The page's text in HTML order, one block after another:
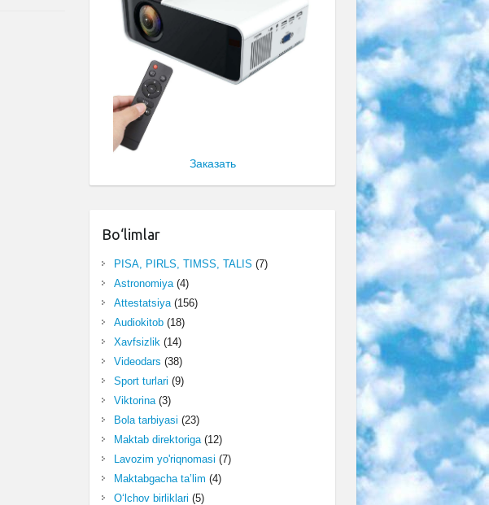
Заказать
Bo‘limlar
PISA, PIRLS, TIMSS, TALIS (7)
Astronomiya(4)
Attestatsiya(156)
Audiokitob(18)
Xavfsizlik(14)
Videodars (38)
Sport turlari (9)
Viktorina(3)
Bola tarbiyasi (23)
Maktab direktoriga(12)
Lavozim yo'riqnomasi (7)
Maktabgacha ta’lim (4)
O‘lchov birliklari (5)